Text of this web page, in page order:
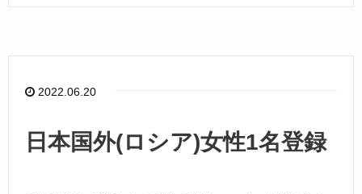
c
b
o
k
e
2022.06.20
日本国外(ロシア)女性1名登録